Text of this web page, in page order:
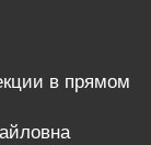
в прямом